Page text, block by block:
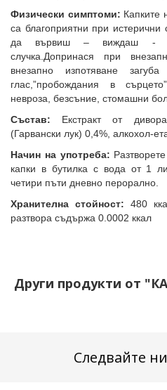
Физически симптоми: Капките
са благоприятни при
да вървиш – виждаш -
случка.Допринася при
внезапно изпотяване
глас,”пробождания в
невроза, безсъние, стомашни
Състав: Екстракт от
(Гарвански лук) 0,4%, алкохол-
Начин на употреба:
капки в бутилка с вода от 1
четири пъти дневно перорално.
Хранителна стойност: 480
разтвора съдържа 0.0002 ккал
Други продукти от
Следвайте ни